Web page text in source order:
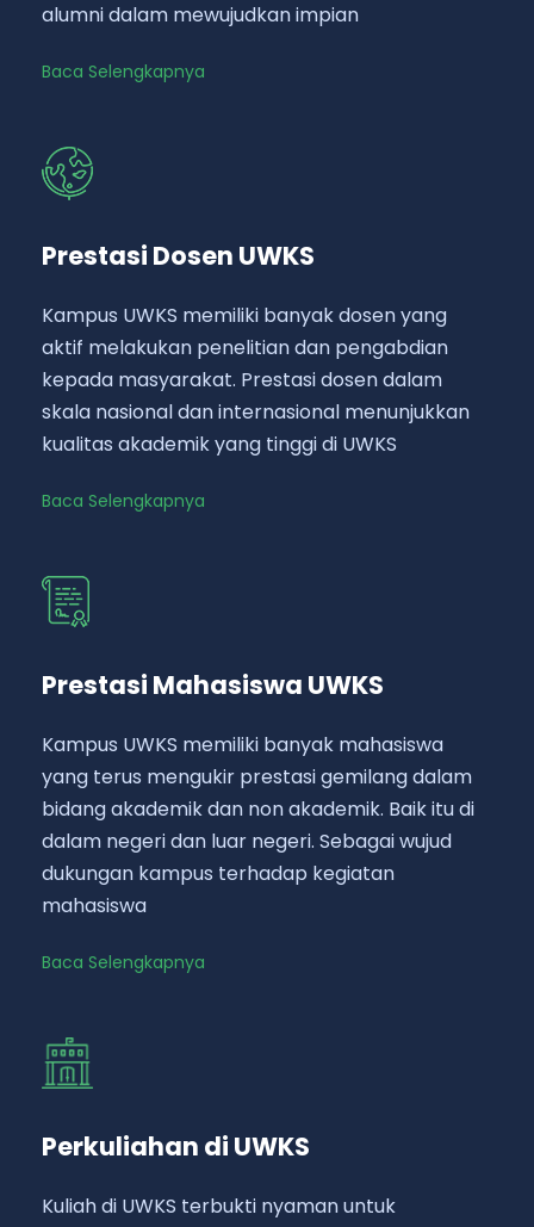
alumni dalam mewujudkan impian
Baca Selengkapnya
Prestasi Dosen UWKS
Kampus UWKS memiliki banyak dosen yang
aktif melakukan penelitian dan pengabdian
kepada masyarakat. Prestasi dosen dalam
skala nasional dan internasional menunjukkan
kualitas akademik yang tinggi di UWKS
Baca Selengkapnya
Prestasi Mahasiswa UWKS
Kampus UWKS memiliki banyak mahasiswa
yang terus mengukir prestasi gemilang dalam
bidang akademik dan non akademik. Baik itu di
dalam negeri dan luar negeri. Sebagai wujud
dukungan kampus terhadap kegiatan
mahasiswa
Baca Selengkapnya
Perkuliahan di UWKS
Kuliah di UWKS terbukti nyaman untuk